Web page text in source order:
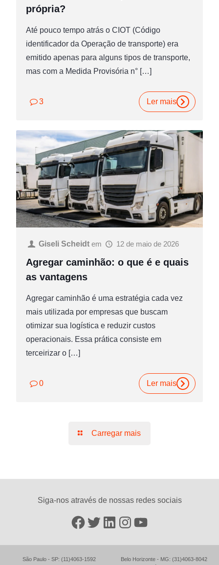
própria?
Até pouco tempo atrás o CIOT (Código
identificador da Operação de transporte) era
emitido apenas para alguns tipos de transporte,
mas com a Medida Provisória n° […]
3 Ler mais
Giseli Scheidt em 12 de maio de 2026
Agregar caminhão: o que é e quais
as vantagens
Agregar caminhão é uma estratégia cada vez
mais utilizada por empresas que buscam
otimizar sua logística e reduzir custos
operacionais. Essa prática consiste em
terceirizar o […]
0 Ler mais
Carregar mais
Siga-nos através de nossas redes sociais
Facebook
Twitter
LinkedIn
Instagram
YouTube
São Paulo - SP: (11)4063-1592
Belo Horizonte - MG: (31)4063-8042